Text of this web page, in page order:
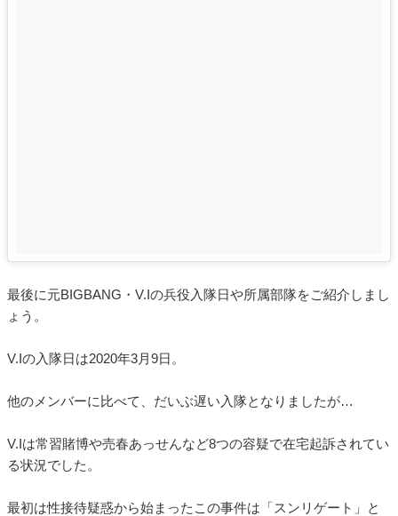
最後に元BIGBANG・V.Iの兵役入隊日や所属部隊をご紹介しまし
ょう。
V.Iの入隊日は2020年3月9日。
他のメンバーに比べて、だいぶ遅い入隊となりましたが…
V.Iは常習賭博や売春あっせんなど8つの容疑で在宅起訴されてい
る状況でした。
最初は性接待疑惑から始まったこの事件は「スンリゲート」と